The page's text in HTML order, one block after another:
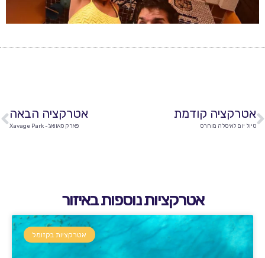
אטרקציה קודמת
טיול יום לאיסלה מוחרס
אטרקציה הבאה
פארק סאוואג'- Xavage Park
אטרקציות נוספות באיזור
אטרקציות בקזומל